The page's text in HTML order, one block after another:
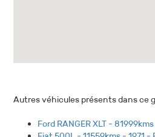
Autres véhicules présents dans ce
Ford RANGER XLT -